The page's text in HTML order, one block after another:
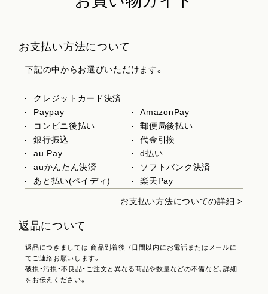
お支払い方法について
下記の中からお選びいただけます。
クレジットカード決済
Paypay
AmazonPay
コンビニ後払い
郵便局後払い
銀行振込
代金引換
au Pay
d払い
auかんたん決済
ソフトバンク決済
あと払い(ペイディ)
楽天Pay
お支払い方法についての詳細 >
返品について
返品につきましては 商品到着後 7日間以内にお電話またはメールに
てご連絡お願いします。
破損・汚損・不良品・ご注文と異なる商品や数量などの不備など、詳細
をお伝えください。